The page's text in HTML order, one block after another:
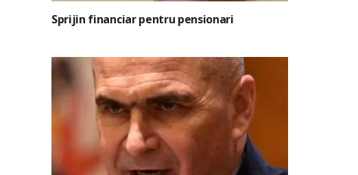
Sprijin financiar pentru pensionari